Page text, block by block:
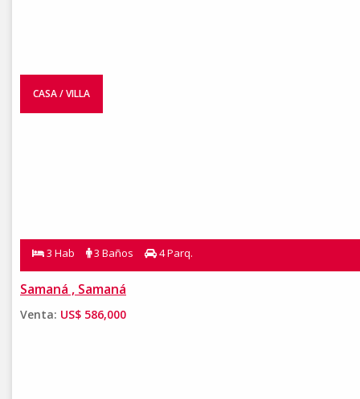
CASA / VILLA
3 Hab 3 Baños 4 Parq.
Samaná , Samaná
Venta: US$ 586,000